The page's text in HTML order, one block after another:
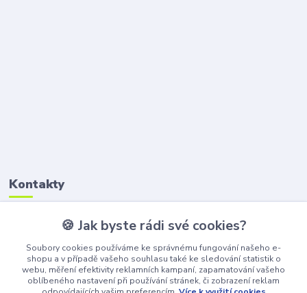
Kontakty
(Po-Pá, 8-16 hod.)
awepe@atelier-wepe.cz
🍪 Jak byste rádi své cookies?
Soubory cookies používáme ke správnému fungování našeho e-
shopu a v případě vašeho souhlasu také ke sledování statistik o
webu, měření efektivity reklamních kampaní, zapamatování vašeho
oblíbeného nastavení při používání stránek, či zobrazení reklam